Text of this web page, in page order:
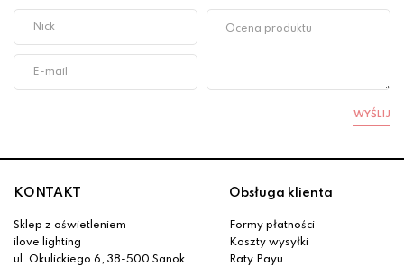
WYŚLIJ
KONTAKT
Sklep z oświetleniem
ilove lighting
ul. Okulickiego 6, 38-500 Sanok
Obsługa klienta
Formy płatności
Koszty wysyłki
Raty Payu